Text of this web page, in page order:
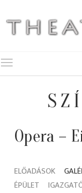
Opera –
ELŐADÁSOK
ÉPÜLET